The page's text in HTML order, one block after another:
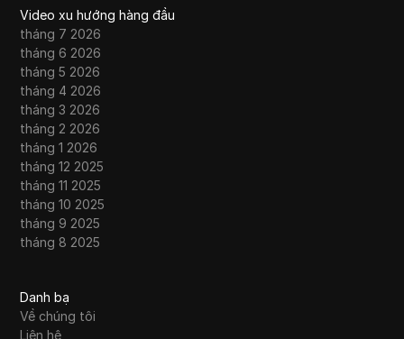
Video xu hướng hàng đầu
tháng 7 2026
tháng 6 2026
tháng 5 2026
tháng 4 2026
tháng 3 2026
tháng 2 2026
tháng 1 2026
tháng 12 2025
tháng 11 2025
tháng 10 2025
tháng 9 2025
tháng 8 2025
Danh bạ
Về chúng tôi
Liên hệ